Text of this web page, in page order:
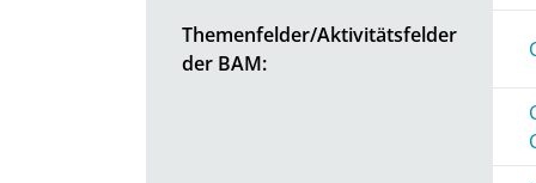
Themenfelder/Aktivitätsfelder
der BAM: